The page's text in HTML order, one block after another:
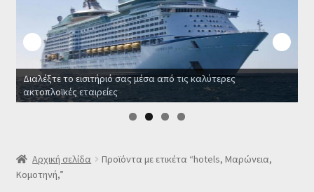
Manage Subscriptions
Manage Subscriptions
Manage Subscriptions
SLIDER
Διαλέξτε το εισιτήριό σας μέσα από τις καλύτερες
ακτοπλοϊκές εταιρείες
Αρχική σελίδα
Προϊόντα με ετικέτα “hotels, Μαρώνεια,
Κομοτηνή,”